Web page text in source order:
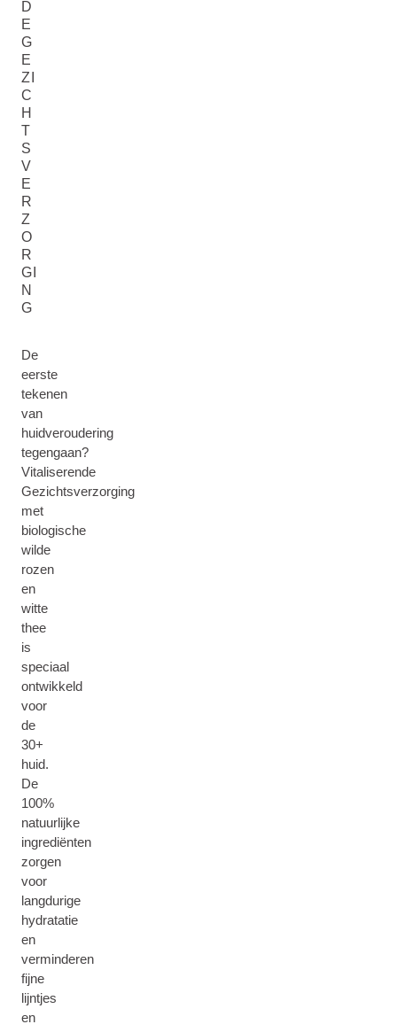
D
E
G
E
ZI
C
H
T
S
V
E
R
Z
O
R
GI
N
G
De
eerste
tekenen
van
huidveroudering
tegengaan?
Vitaliserende
Gezichtsverzorging
met
biologische
wilde
rozen
en
witte
thee
is
speciaal
ontwikkeld
voor
de
30+
huid.
De
100%
natuurlijke
ingrediënten
zorgen
voor
langdurige
hydratatie
en
verminderen
fijne
lijntjes
en